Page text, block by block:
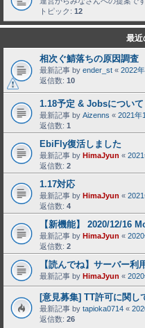
トピック: 12
最近
相次ぐ鯖落ちの原因調査
最新記事 by ender_st « 2022
返信数: 10
1.18予定 & Jobsについて
最新記事 by Aizenns « 2021年
返信数: 1
EbiFly復活しました
最新記事 by HimaJyun «
返信数: 2
1.17対応
最新記事 by HimaJyun «
返信数: 4
【新機能】 2020/12/16
最新記事 by HimaJyun «
返信数: 2
【読んでね】サーバー利
最新記事 by HimaJyun «
[意見募集] TT許可に関し
最新記事 by tapioka0714 «
返信数: 26